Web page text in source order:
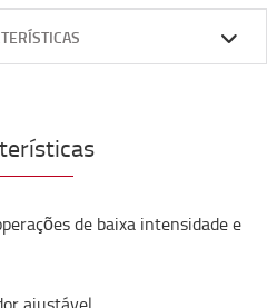
de baixa intensidade e